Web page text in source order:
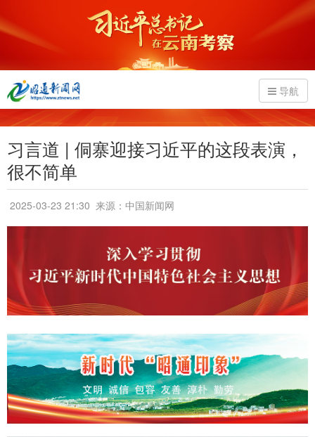
导航
习言道 | 侗寨迎接习近平的这段表演，
很不简单
2025-03-23 21:30 来源：中国新闻网